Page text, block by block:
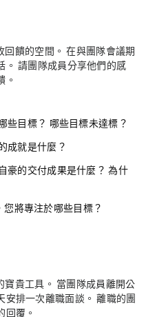
回饋的空間。 在與團隊會議期
。 請團隊成員分享他們的感
。
些目標？ 哪些目標未達標？
成就是什麼？
豪的交付成果是什麼？ 為什
將專注於哪些目標？
寶貴工具。 當團隊成員離開公
安排一次離職面談。 離職的團
回覆。